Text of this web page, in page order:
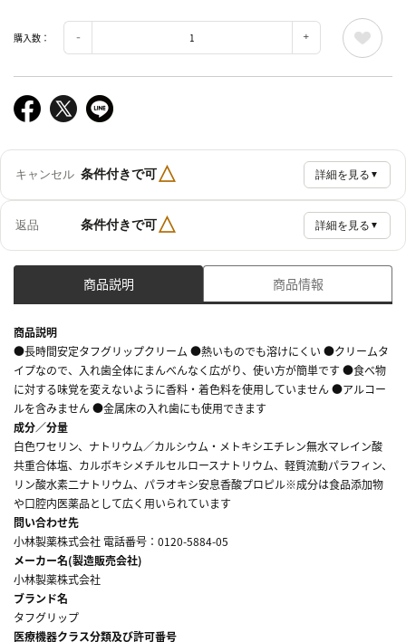
購入数：
キャンセル 条件付きで可△ 詳細を見る ▼
返品 条件付きで可△ 詳細を見る ▼
商品説明 商品情報
商品説明
●長時間安定タフグリップクリーム ●熱いものでも溶けにくい ●クリームタ
イプなので、入れ歯全体にまんべんなく広がり、使い方が簡単です ●食べ物
に対する味覚を変えないように香料・着色料を使用していません ●アルコー
ルを含みません ●金属床の入れ歯にも使用できます
成分／分量
白色ワセリン、ナトリウム／カルシウム・メトキシエチレン無水マレイン酸
共重合体塩、カルボキシメチルセルロースナトリウム、軽質流動パラフィン、
リン酸水素二ナトリウム、パラオキシ安息香酸プロピル※成分は食品添加物
や口腔内医薬品として広く用いられています
問い合わせ先
小林製薬株式会社 電話番号：0120-5884-05
メーカー名(製造販売会社)
小林製薬株式会社
ブランド名
タフグリップ
医療機器クラス分類及び許可番号